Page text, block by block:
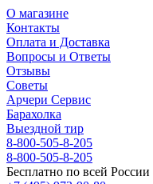
О магазине
Контакты
Оплата и Доставка
Вопросы и Ответы
Отзывы
Советы
Арчери Сервис
Барахолка
Выездной тир
8-800-505-8-205
8-800-505-8-205
Бесплатно по всей России